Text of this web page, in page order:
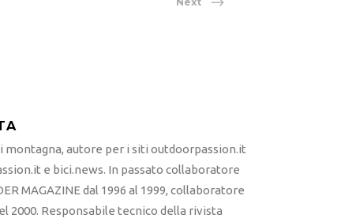
montagna, autore per i siti outdoorpassion.it
e bici.news. In passato collaboratore
MAGAZINE dal 1996 al 1999, collaboratore
2000. Responsabile tecnico della rivista